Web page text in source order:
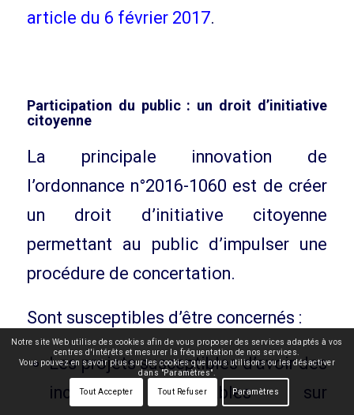
article du 6 février 2017.
Participation du public : un droit d’initiative
citoyenne
La principale innovation de
l’ordonnance n°2016-1060 est de créer
un droit d’initiative citoyenne
permettant au public d’impulser une
procédure de concertation.
Sont susceptibles d’être concernés :
Les projets susceptibles d’avoir des
incidences notables sur
Notre site Web utilise des cookies afin de vous proposer des services adaptés à vos
centres d'intérêts et mesurer la fréquentation de nos services.
Vous pouvez en savoir plus sur les cookies que nous utilisons ou les désactiver
dans "Paramètres".
Tout Accepter Tout Refuser Paramètres